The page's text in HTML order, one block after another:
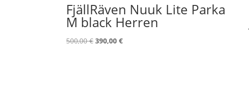
FjällRäven Nuuk Lite Parka
M black Herren
500,00€Ursprünglicher
390,00€Aktueller